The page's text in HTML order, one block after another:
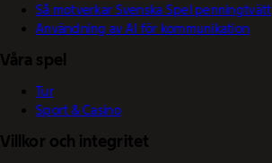
Så motverkar Svenska Spel penningtvätt
Användning av AI för kommunikation
Våra spel
Tur
Sport & Casino
Villkor och integritet